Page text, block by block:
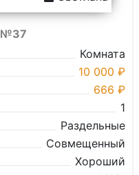
№37
Комната
10 000 ₽
666 ₽
1
Раздельные
Совмещенный
Хороший